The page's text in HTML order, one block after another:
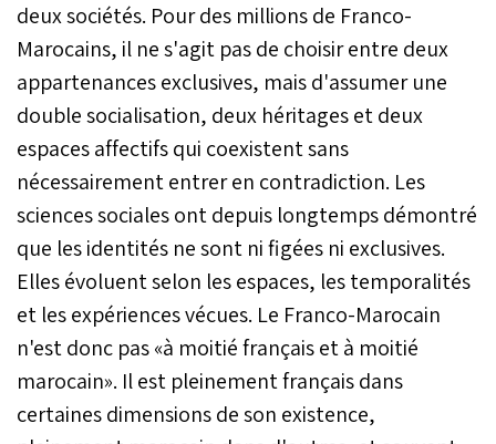
deux sociétés. Pour des millions de Franco-
Marocains, il ne s'agit pas de choisir entre deux
appartenances exclusives, mais d'assumer une
double socialisation, deux héritages et deux
espaces affectifs qui coexistent sans
nécessairement entrer en contradiction. Les
sciences sociales ont depuis longtemps démontré
que les identités ne sont ni figées ni exclusives.
Elles évoluent selon les espaces, les temporalités
et les expériences vécues. Le Franco-Marocain
n'est donc pas «à moitié français et à moitié
marocain». Il est pleinement français dans
certaines dimensions de son existence,